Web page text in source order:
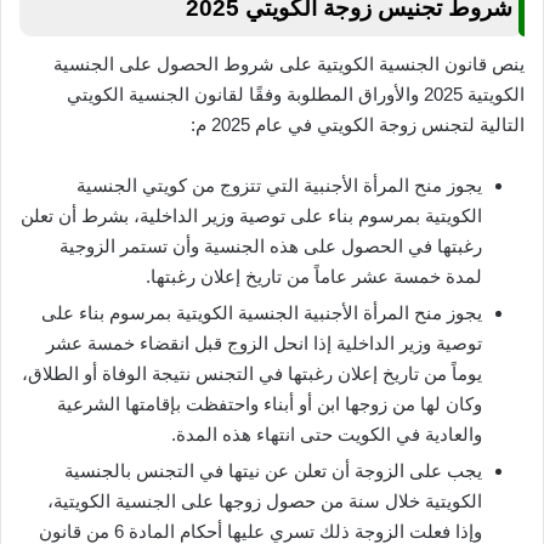
شروط تجنيس زوجة الكويتي 2025
ينص قانون الجنسية الكويتية على شروط الحصول على الجنسية
الكويتية 2025 والأوراق المطلوبة وفقًا لقانون الجنسية الكويتي
التالية لتجنس زوجة الكويتي في عام 2025 م:
يجوز منح المرأة الأجنبية التي تتزوج من كويتي الجنسية
الكويتية بمرسوم بناء على توصية وزير الداخلية، بشرط أن تعلن
رغبتها في الحصول على هذه الجنسية وأن تستمر الزوجية
لمدة خمسة عشر عاماً من تاريخ إعلان رغبتها.
يجوز منح المرأة الأجنبية الجنسية الكويتية بمرسوم بناء على
توصية وزير الداخلية إذا انحل الزوج قبل انقضاء خمسة عشر
يوماً من تاريخ إعلان رغبتها في التجنس نتيجة الوفاة أو الطلاق،
وكان لها من زوجها ابن أو أبناء واحتفظت بإقامتها الشرعية
والعادية في الكويت حتى انتهاء هذه المدة.
يجب على الزوجة أن تعلن عن نيتها في التجنس بالجنسية
الكويتية خلال سنة من حصول زوجها على الجنسية الكويتية،
وإذا فعلت الزوجة ذلك تسري عليها أحكام المادة 6 من قانون